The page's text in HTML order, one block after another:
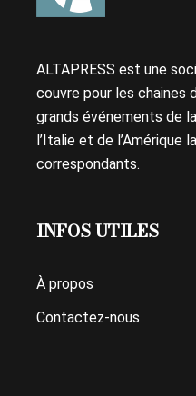
ALTAPRESS est une
couvre pour les chaines
grands événements de
l’Italie et de l’Amérique
correspondants.
INFOS UTILES
À propos
Contactez-nous